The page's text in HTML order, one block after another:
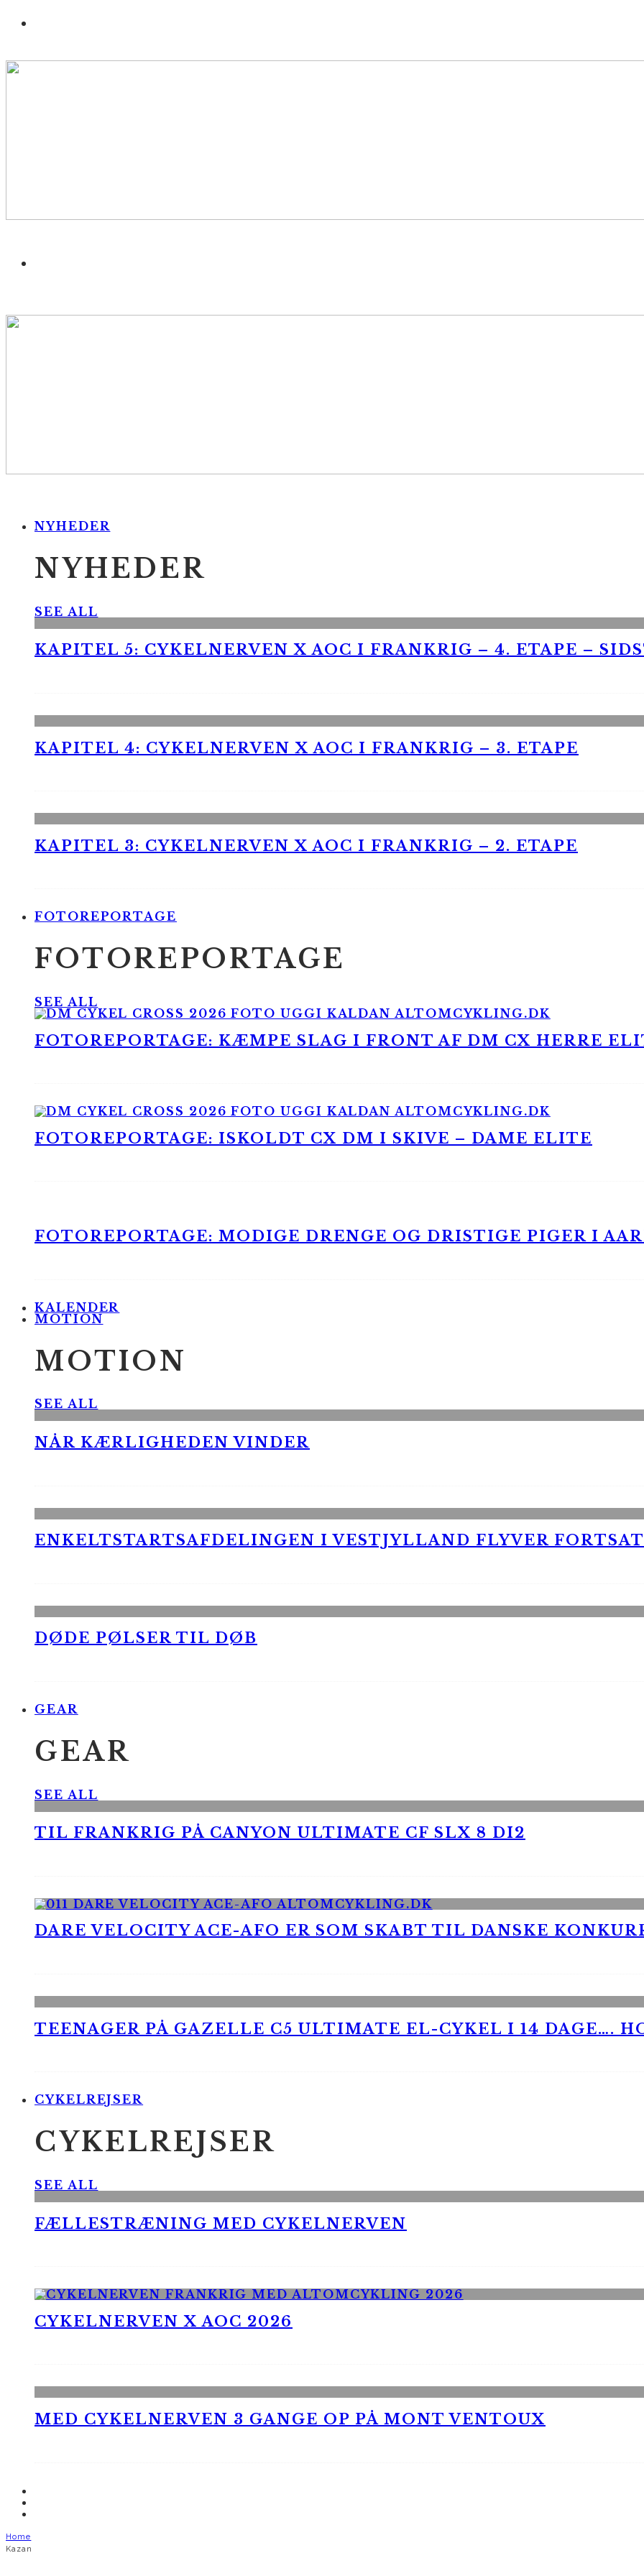
NYHEDER
NYHEDER
SEE ALL
KAPITEL 5: CYKELNERVEN X AOC I FRANKRIG – 4. ETAPE –
KAPITEL 4: CYKELNERVEN X AOC I FRANKRIG – 3. ETAPE
KAPITEL 3: CYKELNERVEN X AOC I FRANKRIG – 2. ETAPE
FOTOREPORTAGE
FOTOREPORTAGE
SEE ALL
FOTOREPORTAGE: KÆMPE SLAG I FRONT AF DM CX HERRE
FOTOREPORTAGE: ISKOLDT CX DM I SKIVE – DAME ELITE
FOTOREPORTAGE: MODIGE DRENGE OG DRISTIGE PIGER I
KALENDER
MOTION
MOTION
SEE ALL
NÅR KÆRLIGHEDEN VINDER
ENKELTSTARTSAFDELINGEN I VESTJYLLAND FLYVER
DØDE PØLSER TIL DØB
GEAR
GEAR
SEE ALL
TIL FRANKRIG PÅ CANYON ULTIMATE CF SLX 8 DI2
DARE VELOCITY ACE-AFO ER SOM SKABT TIL DANSKE
TEENAGER PÅ GAZELLE C5 ULTIMATE EL-CYKEL I 14 DAGE….
CYKELREJSER
CYKELREJSER
SEE ALL
FÆLLESTRÆNING MED CYKELNERVEN
CYKELNERVEN X AOC 2026
MED CYKELNERVEN 3 GANGE OP PÅ MONT VENTOUX
Home
Kazan